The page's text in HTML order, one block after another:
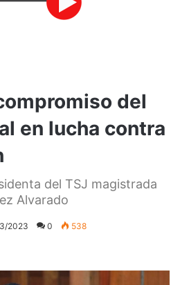
del
en lucha contra
del TSJ magistrada
Alvarado
2023 0 538